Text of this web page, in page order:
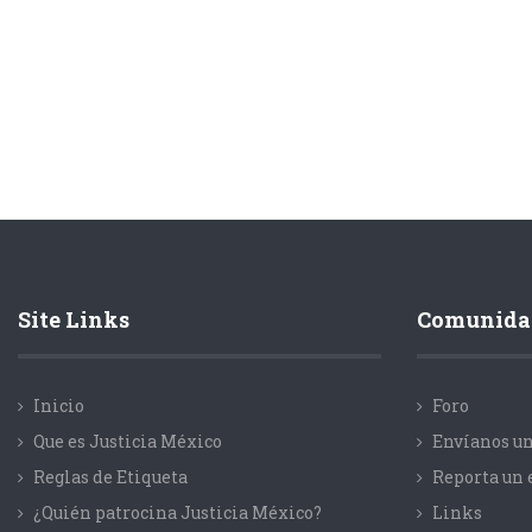
Site Links
Inicio
Que es Justicia México
Reglas de Etiqueta
¿Quién patrocina Justicia México?
Foro
Envíanos
Reporta un
Links